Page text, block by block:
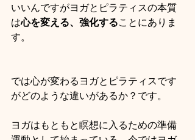
いいんですがヨガとピラティスの本質
は心を変える、強化することにありま
す。
では心が変わるヨガとピラティスです
がどのような違いがあるか？です。
ヨガはもともと瞑想に入るための準備